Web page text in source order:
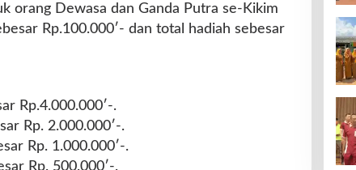
orang Dewasa dan Ganda Putra se-Kikim
Rp.100.000′- dan total hadiah sebesar
Rp.4.000.000′-.
Rp. 2.000.000′-.
Rp. 1.000.000′-.
Rp. 500.000′-.